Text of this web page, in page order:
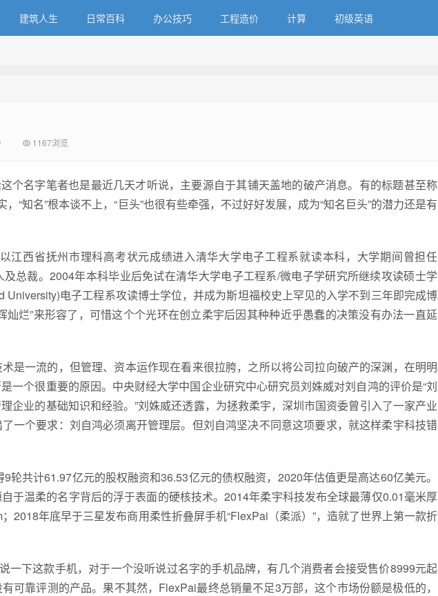
建筑人生 日常百科 办公技巧 工程造价 计算 初级英语
1167浏览
名字笔者也是最近几天才听说，主要源自于其铺天盖地的破产消息。有的标题甚至称
“知名”根本谈不上，“巨头”也很有些牵强，不过好好发展，成为“知名巨头”的潜力还是有
西省抚州市理科高考状元成绩进入清华大学电子工程系就读本科，大学期间曾担任
总裁。2004年本科毕业后免试在清华大学电子工程系/微电子学研究所继续攻读硕士学
University)电子工程系攻读博士学位，并成为斯坦福校史上罕见的入学不到三年即完成博
灿烂”来形容了，可惜这个个光环在创立柔宇后因其种种近乎愚蠢的决策没有办法一直延
一流的，但管理、资本运作现在看来很拉胯，之所以将公司拉向破产的深渊，在明明
一个很重要的原因。中央财经大学中国企业研究中心研究员刘姝威对刘自鸿的评价是“刘
企业的基础知识和经验。”刘姝威还透露，为拯救柔宇，深圳市国资委曾引入了一家产业
一个要求：刘自鸿必须离开管理层。但刘自鸿坚决不同意这项要求，就这样柔宇科技错
共计61.97亿元的股权融资和36.53亿元的债权融资，2020年估值更是高达60亿美元。
于温柔的名字背后的浮于表面的硬核技术。2014年柔宇科技发布全球最薄仅0.01毫米厚
2018年底早于三星发布商用柔性折叠屏手机“FlexPai（柔派）”，造就了世界上第一款折
下这款手机，对于一个没听说过名字的手机品牌，有几个消费者会接受售价8999元起
可靠评测的产品。果不其然，FlexPai最终总销量不足3万部，这个市场份额是极低的，